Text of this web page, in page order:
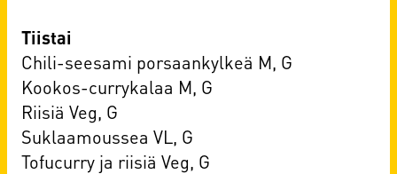
Tiistai
Chili-seesami porsaankylkeä M, G
Kookos-currykalaa M, G
Riisiä Veg, G
Suklaamoussea VL, G
Tofucurry ja riisiä Veg, G